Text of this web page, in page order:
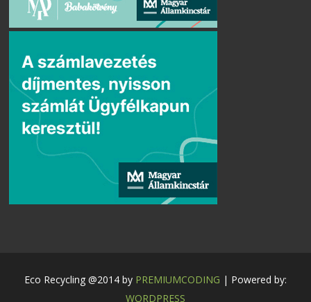
Eco Recycling @2014 by PREMIUMCODING | Powered by:
WORDPRESS